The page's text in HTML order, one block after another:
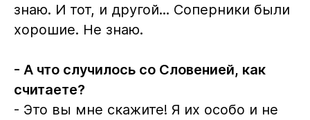
знаю. И тот, и другой... Соперники были
хорошие. Не знаю.
- А что случилось со Словенией, как
считаете?
- Это вы мне скажите! Я их особо и не